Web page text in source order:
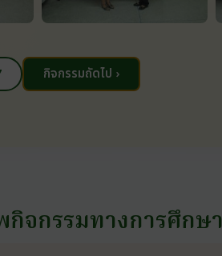
กิจกรรมถัดไป ›
กิจกรรมทางการศึกษา